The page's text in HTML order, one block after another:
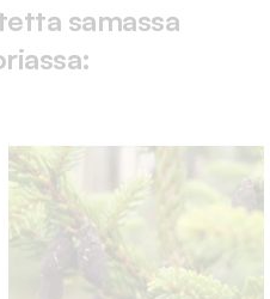
samassa